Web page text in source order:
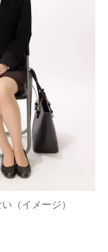
（イメージ）